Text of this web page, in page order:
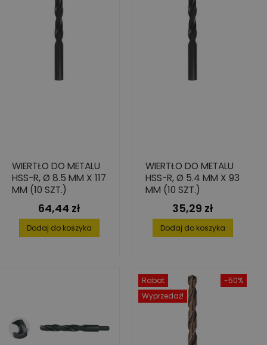
WIERTŁO DO METALU
HSS-R, Ø 8.5 MM X 117
MM (10 SZT.)
Cena
64,44 zł
Dodaj do koszyka
WIERTŁO DO METALU
HSS-R, Ø 5.4 MM X 93
MM (10 SZT.)
Cena
35,29 zł
Dodaj do koszyka
-50%
Rabat
Wyprzedaż!